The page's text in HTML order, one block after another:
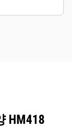
HM418